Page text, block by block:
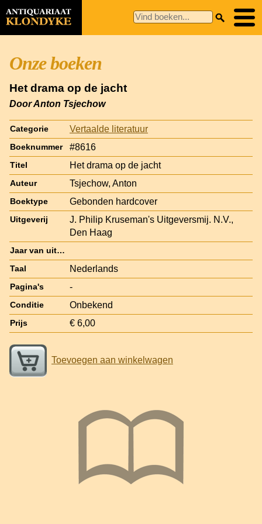
Onze boeken
Het drama op de jacht
Door Anton Tsjechow
Categorie Vertaalde literatuur
Boeknummer #8616
Titel Het drama op de jacht
Auteur Tsjechow, Anton
Boektype Gebonden hardcover
Uitgeverij
J. Philip Kruseman's Uitgeversmij. N.V.,
Den Haag
Jaar van uitgave
Taal Nederlands
Pagina's -
Conditie Onbekend
Prijs € 6,00
Toevoegen aan winkelwagen